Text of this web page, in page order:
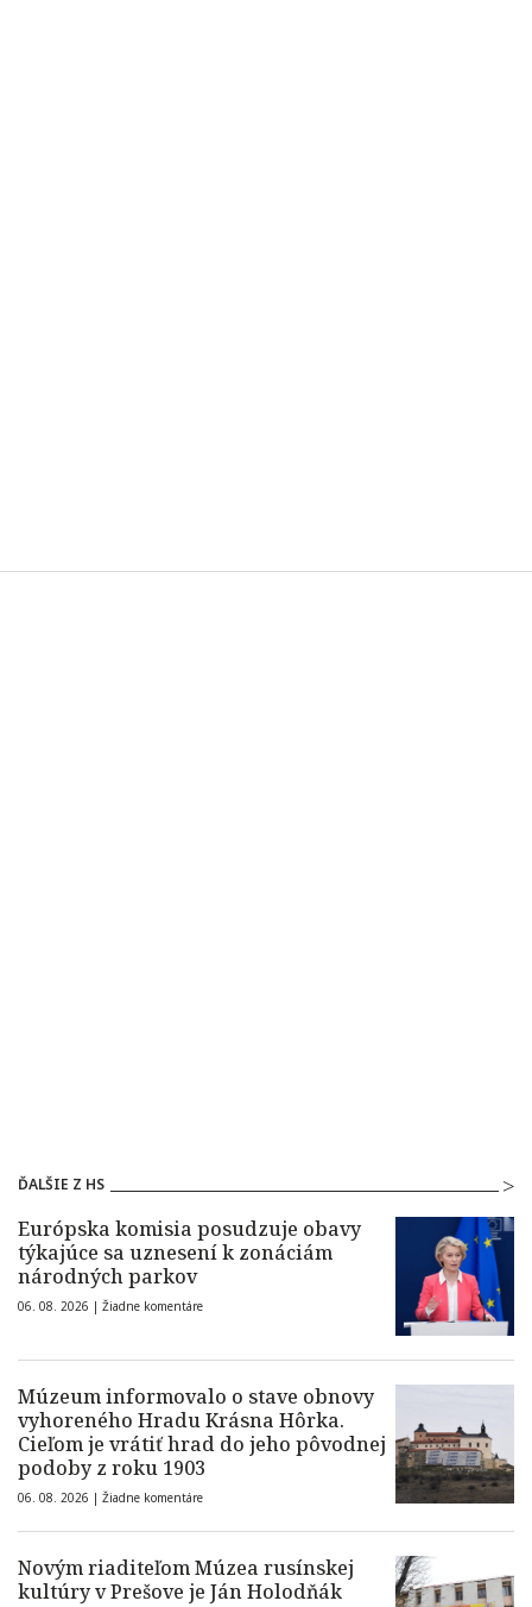
ĎALŠIE Z HS
Európska komisia posudzuje obavy
týkajúce sa uznesení k zonáciám
národných parkov
06. 08. 2026 | Žiadne komentáre
Múzeum informovalo o stave obnovy
vyhoreného Hradu Krásna Hôrka.
Cieľom je vrátiť hrad do jeho pôvodnej
podoby z roku 1903
06. 08. 2026 | Žiadne komentáre
Novým riaditeľom Múzea rusínskej
kultúry v Prešove je Ján Holodňák